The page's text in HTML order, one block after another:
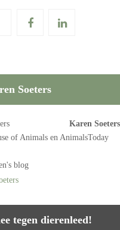
Soeters
Karen Soeters
of Animals en AnimalsToday
blog
tegen dierenleed!